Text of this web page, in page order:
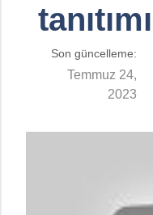
Son güncelleme:
Temmuz 24,
2023